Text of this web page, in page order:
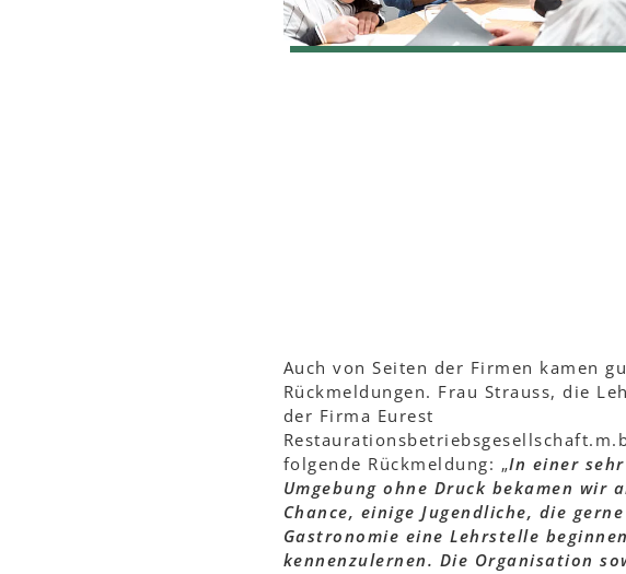
Auch von Seiten der Firmen kamen
Rückmeldungen. Frau Strauss, die
der Firma Eurest
folgende Rückmeldung: „In einer
Umgebung ohne Druck bekamen wir
Chance, einige Jugendliche, die
Gastronomie eine Lehrstelle
kennenzulernen. Die Organisation